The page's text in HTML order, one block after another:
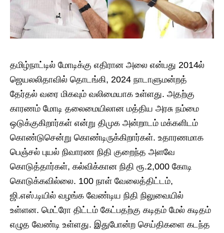
தமிழ்நாட்டில் மோடிக்கு எதிரான அலை என்பது 2014ல்
ஜெயலலிதாவில் தொடங்கி, 2024 நாடாளுமன்றத்
தேர்தல் வரை மிகவும் வலிமையாக உள்ளது. அதற்கு
காரணம் மோடி தலைமையிலான மத்திய அரசு நம்மை
ஒடுக்குகிறார்கள் என்று திமுக அன்றாடம் மக்களிடம்
கொண்டுசென்று கொண்டிருக்கிறார்கள். உதாரணமாக
பெஞ்சல் புயல் நிவாரண நிதி குறைந்த அளவே
கொடுத்தார்கள், கல்விக்கான நிதி ரூ.2,000 கோடி
கொடுக்கவில்லை. 100 நாள் வேலைத்திட்டம்,
ஜி.எஸ்.டியில் வழங்க வேண்டிய நிதி நிலுவையில்
உள்ளன. மெட்ரோ திட்டம் கேட்பதற்கு கடிதம் மேல் கடிதம்
எழுத வேண்டி உள்ளது. இதுபோன்ற செய்திகளை கடந்த